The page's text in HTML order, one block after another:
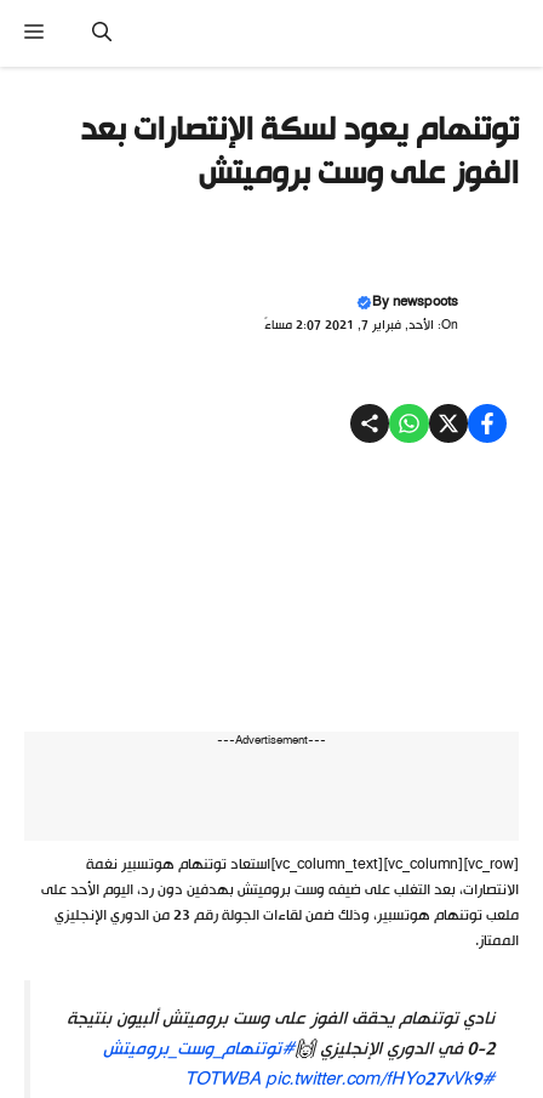
المحتوى
توتنهام يعود لسكة الإنتصارات بعد
الفوز على وست بروميتش
Bynewspoots
On: الأحد, فبراير 7, 2021 2:07 مساءً
---Advertisement---
[vc_row][vc_column][vc_column_text]استعاد توتنهام هوتسبير نغمة
الانتصارات، بعد التغلب على ضيفه وست بروميتش بهدفين دون رد، اليوم الأحد على
ملعب توتنهام هوتسبير، وذلك ضمن لقاءات الجولة رقم 23 من الدوري الإنجليزي
الممتاز.
نادي توتنهام يحقق الفوز على وست بروميتش ألبيون بنتيجة
2-0 في الدوري الإنجليزي 🙌
#توتنهام_وست_بروميتش
#TOTWBA
pic.twitter.com/fHYo27vVk9